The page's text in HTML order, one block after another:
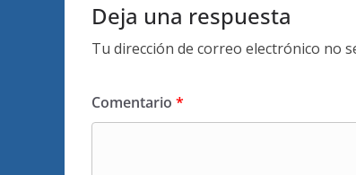
Deja una respuesta
Tu dirección de correo electrónico no
Comentario *